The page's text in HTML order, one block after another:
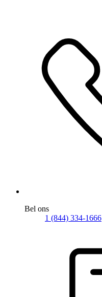
Bel ons
1 (844) 334-1666